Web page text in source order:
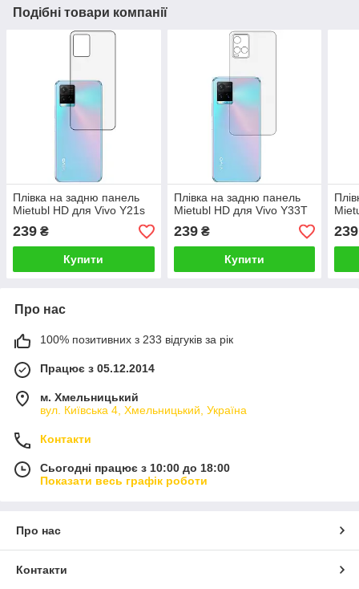
Подібні товари компанії
Плівка на задню панель
Mietubl HD для Vivo Y21s
239 ₴
Купити
Плівка на задню панель
Mietubl HD для Vivo Y33T
239₴
Купити
239
Про нас
100% позитивних з 233 відгуків за рік
Працює з 05.12.2014
м. Хмельницький
вул. Київська 4, Хмельницький, Україна
Контакти
Сьогодні працює з 10:00 до 18:00
Показати весь графік роботи
Про нас
Контакти